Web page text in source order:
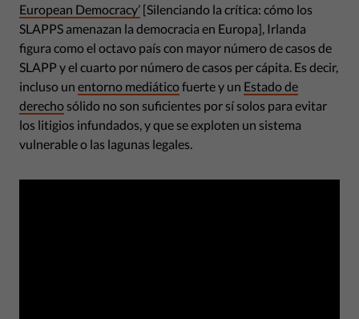
European Democracy’ [Silenciando la crítica: cómo los
SLAPPS amenazan la democracia en Europa], Irlanda
figura como el octavo país con mayor número de casos de
SLAPP y el cuarto por número de casos per cápita. Es decir,
incluso un entorno mediáticofuerte y un Estado de
derecho sólido no son suficientes por sí solos para evitar
los litigios infundados, y que se exploten un sistema
vulnerable o las lagunas legales.